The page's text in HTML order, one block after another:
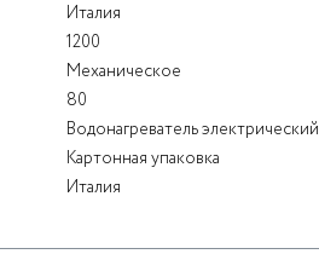
Италия
1200
Механическое
80
Водонагреватель электрический
Картонная упаковка
Италия